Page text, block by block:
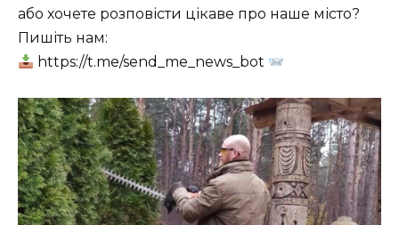
або хочете розповісти цікаве про наше місто?
Пишіть нам:
https://t.me/send_me_news_bot